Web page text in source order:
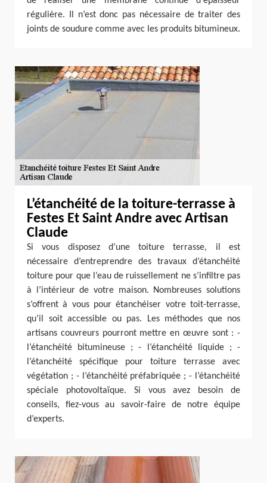
régulière. Il n’est donc pas nécessaire de traiter des
joints de soudure comme avec les produits bitumineux.
L’étanchéité de la toiture-terrasse à
Festes Et Saint Andre avec Artisan
Claude
Si vous disposez d’une toiture terrasse, il est
nécessaire d’entreprendre des travaux d’étanchéité
toiture pour que l’eau de ruissellement ne s’infiltre pas
à l’intérieur de votre maison. Nombreuses solutions
s’offrent à vous pour étanchéiser votre toit-terrasse,
qu’il soit accessible ou pas. Les méthodes que nos
artisans couvreurs pourront mettre en œuvre sont : -
l’étanchéité bitumineuse ; - l’étanchéité liquide ; -
l’étanchéité spécifique pour toiture terrasse avec
végétation ; - l’étanchéité préfabriquée ; - l’étanchéité
spéciale photovoltaïque. Si vous avez besoin de
conseils, fiez-vous au savoir-faire de notre équipe
d’experts.